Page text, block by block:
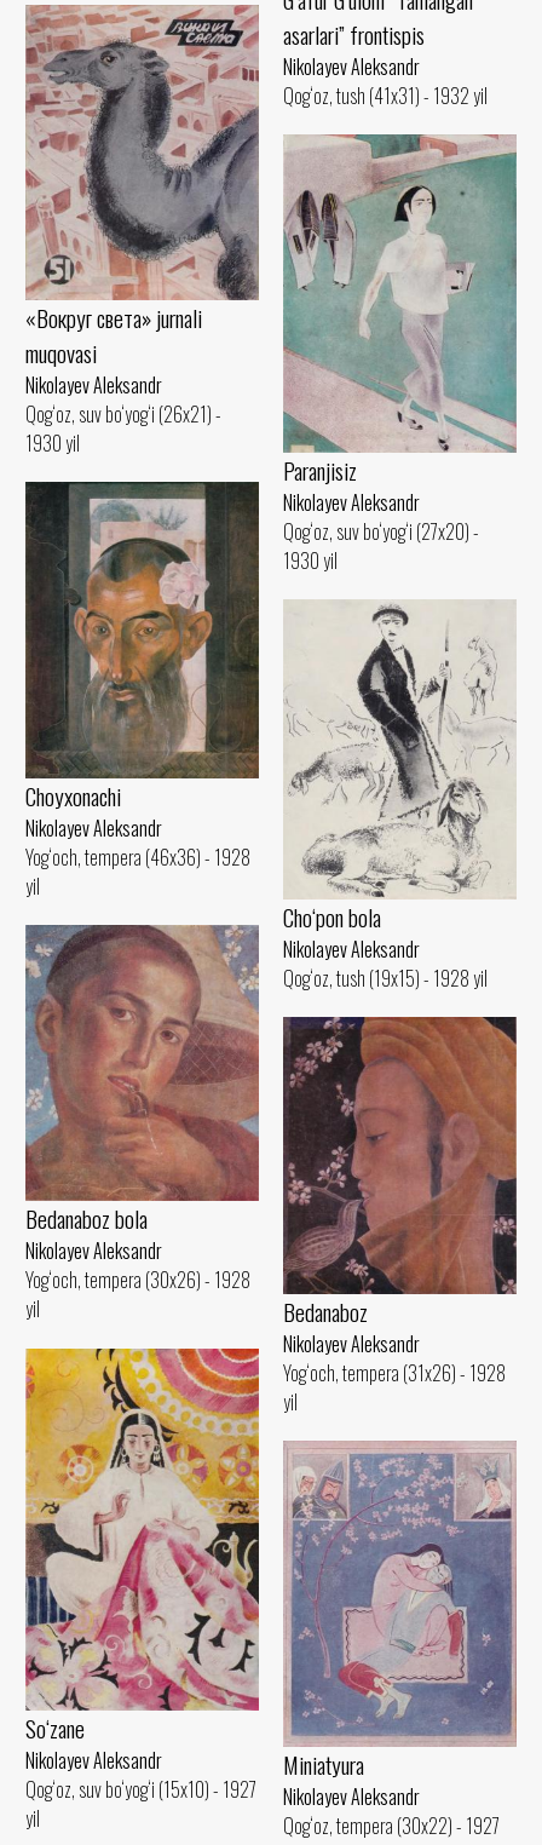
asarlari” frontispis
Nikolayev Aleksandr
Qog‘oz, tush (41x31) - 1932 yil
«Вокруг света» jurnali
muqovasi
Nikolayev Aleksandr
Qog‘oz, suv bo‘yog‘i (26x21) -
1930 yil
Paranjisiz
Nikolayev Aleksandr
Qog‘oz, suv bo‘yog‘i (27x20) -
1930 yil
Choyxonachi
Nikolayev Aleksandr
Yog‘och, tempera (46x36) - 1928
yil
Cho‘pon bola
Nikolayev Aleksandr
Qog‘oz, tush (19x15) - 1928 yil
Bedanaboz bola
Nikolayev Aleksandr
Yog‘och, tempera (30x26) - 1928
yil
Bedanaboz
Nikolayev Aleksandr
Yog‘och, tempera (31x26) - 1928
yil
So‘zane
Nikolayev Aleksandr
Qog‘oz, suv bo‘yog‘i (15x10) - 1927
yil
Miniatyura
Nikolayev Aleksandr
Qog‘oz, tempera (30x22) - 1927